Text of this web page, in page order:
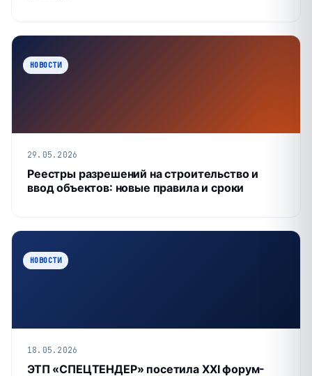
НОВОСТИ
29.05.2026
Реестры разрешений на строительство и
ввод объектов: новые правила и сроки
НОВОСТИ
18.05.2026
ЭТП «СПЕЦТЕНДЕР» посетила XXI форум-